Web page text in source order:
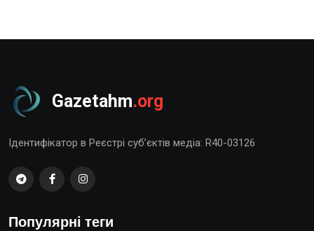
Gazetahm.org
Ідентифікатор в Реєстрі суб’єктів медіа: R40-03126
Популярні теги